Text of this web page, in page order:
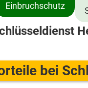
Einbruchschutz
bei